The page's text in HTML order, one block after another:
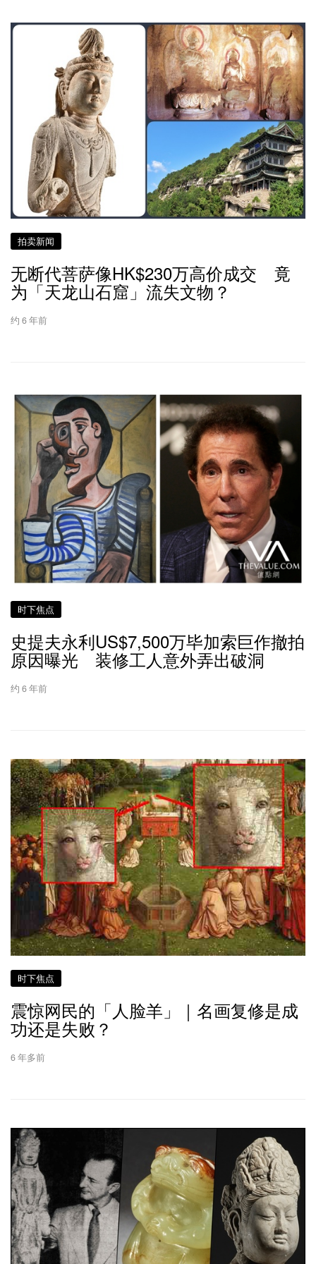
拍卖新闻
无断代菩萨像HK$230万高价成交 竟
为「天龙山石窟」流失文物？
约 6 年前
时下焦点
史提夫永利US$7,500万毕加索巨作撤拍
原因曝光 装修工人意外弄出破洞
约 6 年前
时下焦点
震惊网民的「人脸羊」｜名画复修是成
功还是失败？
6 年多前